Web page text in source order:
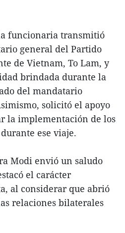
funcionaria transmitió
general del Partido
de Vietnam, To Lam, y
brindada durante la
del mandatario
solicitó el apoyo
la implementación de los
ese viaje.
Modi envió un saludo
el carácter
al considerar que abrió
relaciones bilaterales